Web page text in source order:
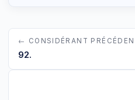
← CONSIDÉRANT
92.